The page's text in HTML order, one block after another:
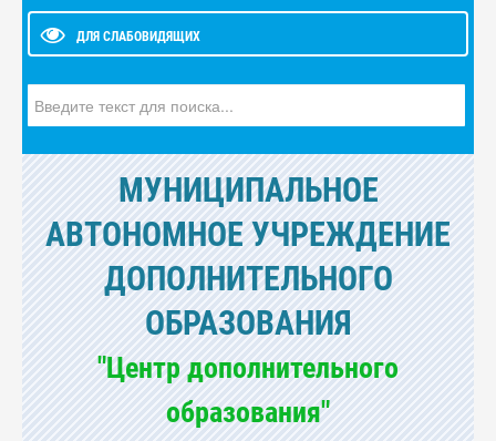
ДЛЯ СЛАБОВИДЯЩИХ
МУНИЦИПАЛЬНОЕ
АВТОНОМНОЕ УЧРЕЖДЕНИЕ
ДОПОЛНИТЕЛЬНОГО
ОБРАЗОВАНИЯ
"Центр дополнительного
образования"